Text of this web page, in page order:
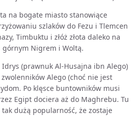
na bogate miasto stanowiące
szlaków do Fezu i Tlemcen
Timbuktu i złóż złota daleko na
górnym Nigrem i Woltą.
Idrys (prawnuk Al-Husajna ibn Alego)
Alego (choć nie jest
Po klęsce buntowników musi
Egipt dociera aż do Maghrebu. Tu
dużą popularność, że zostaje